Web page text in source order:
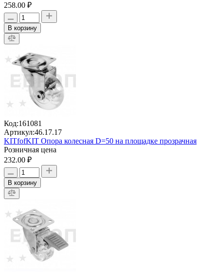
258.00 ₽
В корзину
Код:161081
Артикул:46.17.17
KITfofKIT Опора колесная D=50 на площадке прозрачная
Розничная цена
232.00 ₽
В корзину